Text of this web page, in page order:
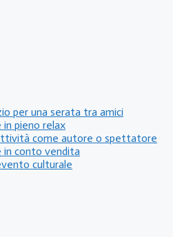
per una serata tra amici
pieno relax
come autore o spettatore
in conto vendita
culturale